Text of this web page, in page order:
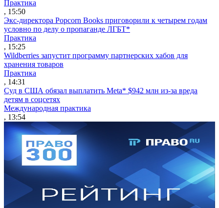
Практика
, 15:50
Экс-директора Popcorn Books приговорили к четырем годам
условно по делу о пропаганде ЛГБТ*
Практика
, 15:25
Wildberries запустит программу партнерских хабов для
хранения товаров
Практика
, 14:31
Суд в США обязал выплатить Meta* $942 млн из-за вреда
детям в соцсетях
Международная практика
, 13:54